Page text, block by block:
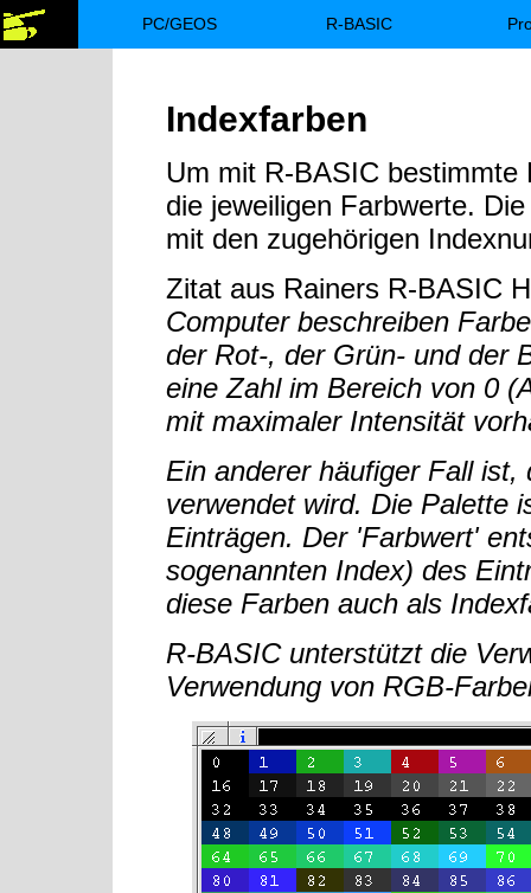
PC/GEOS R-BASIC
Indexfarben
Um mit R-BASIC bestimmte
die jeweiligen Farbwerte.
mit den zugehörigen
Zitat aus Rainers R-BASIC
Computer beschreiben
der Rot-, der Grün- und der
eine Zahl im Bereich von 0
mit maximaler Intensität
Ein anderer häufiger Fall
verwendet wird. Die Palette
Einträgen. Der 'Farbwert'
sogenannten Index) des
diese Farben auch als
R-BASIC unterstützt die
Verwendung von RGB-